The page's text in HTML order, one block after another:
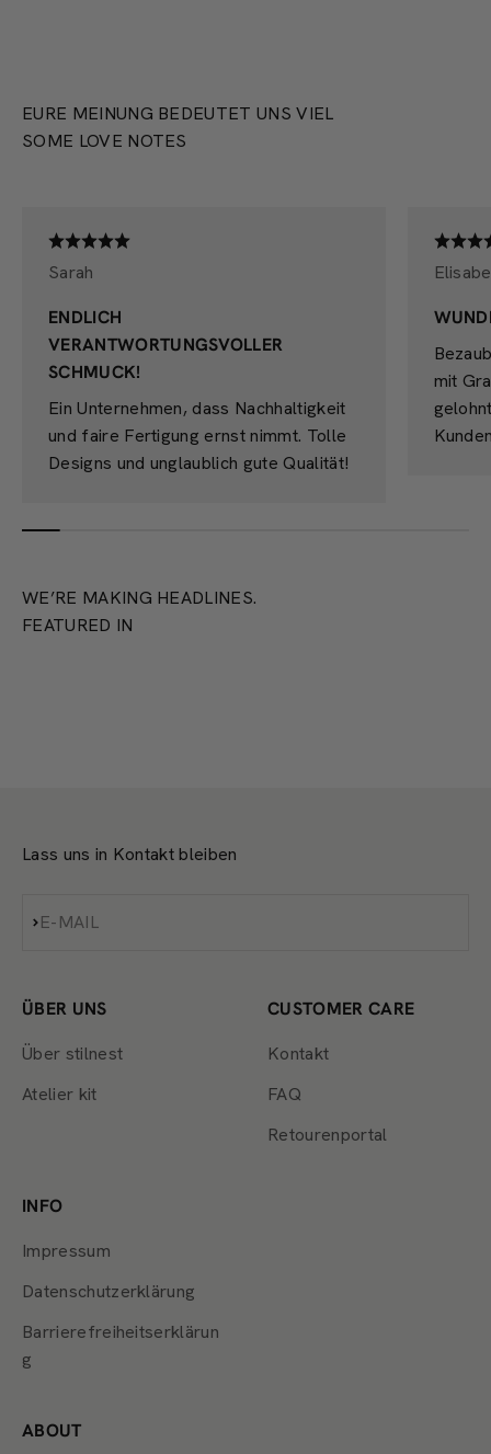
EURE MEINUNG BEDEUTET UNS VIEL
SOME LOVE NOTES
Sarah
ENDLICH
VERANTWORTUNGSVOLLER
SCHMUCK!
Ein Unternehmen, dass Nachhaltigkeit
und faire Fertigung ernst nimmt. Tolle
Designs und unglaublich gute Qualität!
mit
WE’RE MAKING HEADLINES.
FEATURED IN
Lass uns in Kontakt bleiben
E-MAIL
Abonnieren
ÜBER UNS
Über stilnest
Atelier kit
CUSTOMER CARE
Kontakt
FAQ
Retourenportal
INFO
Impressum
Datenschutzerklärung
Barrierefreiheitserklärun
g
ABOUT